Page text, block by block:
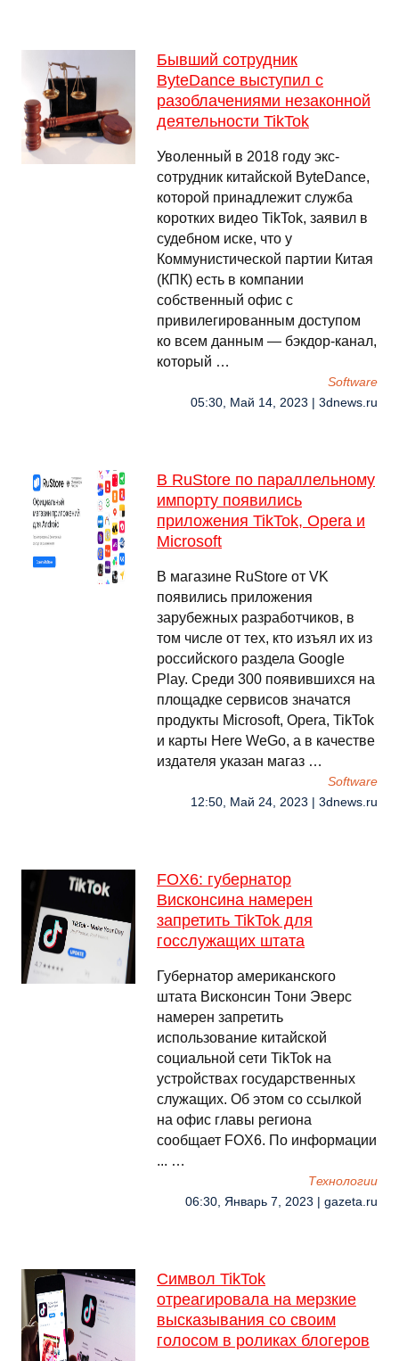
Бывший сотрудник
ByteDance выступил с
разоблачениями незаконной
деятельности TikTok
Уволенный в 2018 году экс-
сотрудник китайской ByteDance,
которой принадлежит служба
коротких видео TikTok, заявил в
судебном иске, что у
Коммунистической партии Китая
(КПК) есть в компании
собственный офис с
привилегированным доступом
ко всем данным — бэкдор-канал,
который …
Software
05:30, Май 14, 2023 | 3dnews.ru
В RuStore по параллельному
импорту появились
приложения TikTok, Opera и
Microsoft
В магазине RuStore от VK
появились приложения
зарубежных разработчиков, в
том числе от тех, кто изъял их из
российского раздела Google
Play. Среди 300 появившихся на
площадке сервисов значатся
продукты Microsoft, Opera, TikTok
и карты Here WeGo, а в качестве
издателя указан магаз …
Software
12:50, Май 24, 2023 | 3dnews.ru
FOX6: губернатор
Висконсина намерен
запретить TikTok для
госслужащих штата
Губернатор американского
штата Висконсин Тони Эверс
намерен запретить
использование китайской
социальной сети TikTok на
устройствах государственных
служащих. Об этом со ссылкой
на офис главы региона
сообщает FOX6. По информации
... …
Технологии
06:30, Январь 7, 2023 | gazeta.ru
Символ TikTok
отреагировала на мерзкие
высказывания со своим
голосом в роликах блогеров